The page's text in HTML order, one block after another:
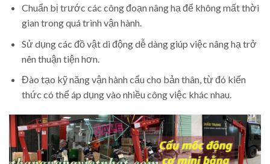
Chuẩn bị trước các công đoạn nâng hạ để không mất thời
gian trong quá trình vận hành.
Sử dụng các đồ vật di động dễ dàng giúp việc nâng hạ trở
nên thuận tiện hơn.
Đào tạo kỹ năng vận hành cẩu cho bản thân, từ đó kiến
thức có thể áp dụng vào nhiều công việc khác nhau.